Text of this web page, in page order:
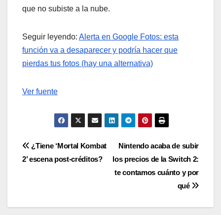
que no subiste a la nube.
Seguir leyendo: Alerta en Google Fotos: esta
función va a desaparecer y podría hacer que
pierdas tus fotos (hay una alternativa)
Ver fuente
Navegación
Nintendo acaba de subir
los precios de la Switch 2:
te contamos cuánto y por
qué
¿Tiene ‘Mortal Kombat
2’ escena post-créditos?